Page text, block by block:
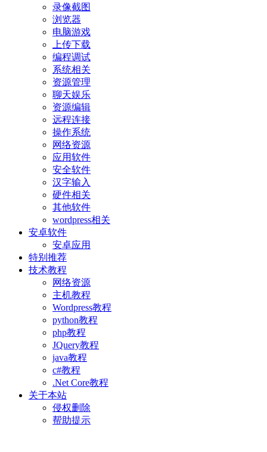
录像截图
浏览器
电脑游戏
上传下载
编程调试
系统相关
资源管理
聊天娱乐
资源编辑
远程连接
操作系统
网络资源
应用软件
安全软件
汉字输入
硬件相关
其他软件
wordpress相关
安卓软件
安卓应用
特别推荐
技术教程
网络资源
主机教程
Wordpress教程
python教程
php教程
JQuery教程
java教程
c#教程
.Net Core教程
关于本站
侵权删除
帮助提示